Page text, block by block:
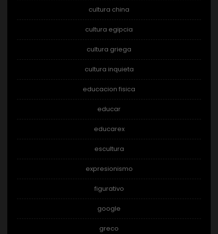
cultura china
cultura egipcia
cultura griega
cultura inquieta
educacion fisica
educar
educarex
escultura
expresionismo
figurativo
google
greco